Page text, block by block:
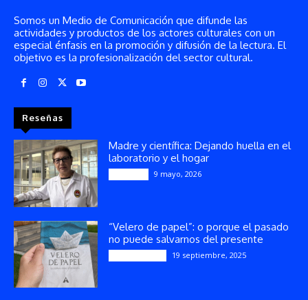
Somos un Medio de Comunicación que difunde las
actividades y productos de los actores culturales con un
especial énfasis en la promoción y difusión de la lectura. El
objetivo es la profesionalización del sector cultural.
Reseñas
Madre y científica: Dejando huella en el
laboratorio y el hogar
9 mayo, 2026
“Velero de papel”: o porque el pasado
no puede salvarnos del presente
19 septiembre, 2025